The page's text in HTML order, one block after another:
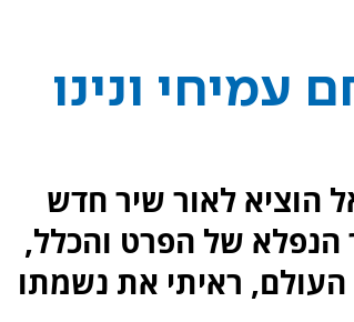
עמיחי ונינו
הוציא לאור שיר חדש
הנפלא של הפרט והכלל,
ראיתי את נשמתו